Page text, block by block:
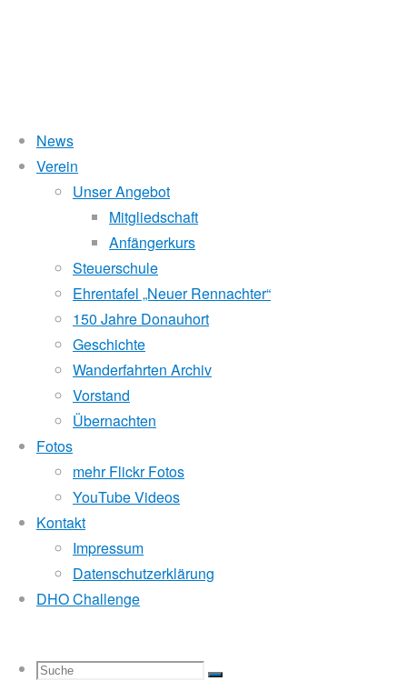
News
Verein
Unser Angebot
Mitgliedschaft
Anfängerkurs
Steuerschule
Ehrentafel „Neuer Rennachter“
150 Jahre Donauhort
Geschichte
Wanderfahrten Archiv
Vorstand
Übernachten
Fotos
mehr Flickr Fotos
YouTube Videos
Kontakt
Impressum
Datenschutzerklärung
DHO Challenge
Suche
Suchen
Suche
Jahr:
2008
Vogalonga
2008
Vogalonga
wieder
Erlebnis.
Vielzahl
Wasserstand Donau
Liegt der Wasserstand in Korneuburg (KORN)
beim Donauhort nicht gerudert.
Pegelstände (DoRIS)
Seichtstellen
Schleusenstatus
Windfinder Kuchelauer Hafen
Mitglied der
Godfrey Donauhort Club Kit
Sternfahrten Archiv
Ruderlinks-
Impressum-
nach: